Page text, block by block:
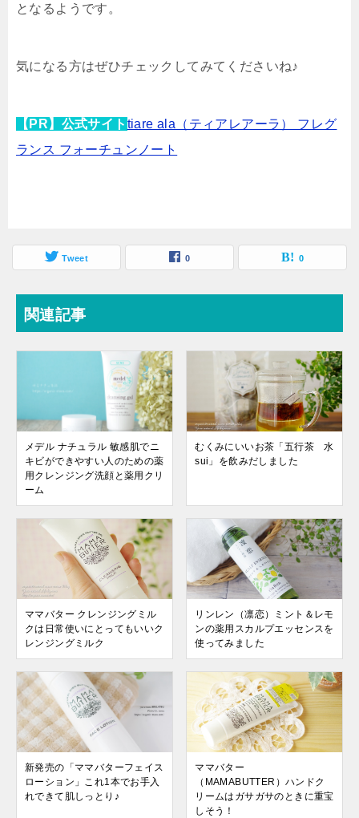
となるようです。
気になる方はぜひチェックしてみてくださいね♪
【PR】公式サイト tiare ala（ティアレアーラ） フレグ
ランス フォーチュンノート
Tweet 0 0
関連記事
メデル ナチュラル 敏感肌でニ
キビができやすい人のための薬
用クレンジング洗顔と薬用クリ
ーム
むくみにいいお茶「五行茶 水
sui」を飲みだしました
ママバター クレンジングミル
クは日常使いにとってもいいク
レンジングミルク
リンレン（凛恋）ミント＆レモ
ンの薬用スカルプエッセンスを
使ってみました
新発売の「ママバターフェイス
ローション」これ1本でお手入
れできて肌しっとり♪
ママバター
（MAMABUTTER）ハンドク
リームはガサガサのときに重宝
しそう！